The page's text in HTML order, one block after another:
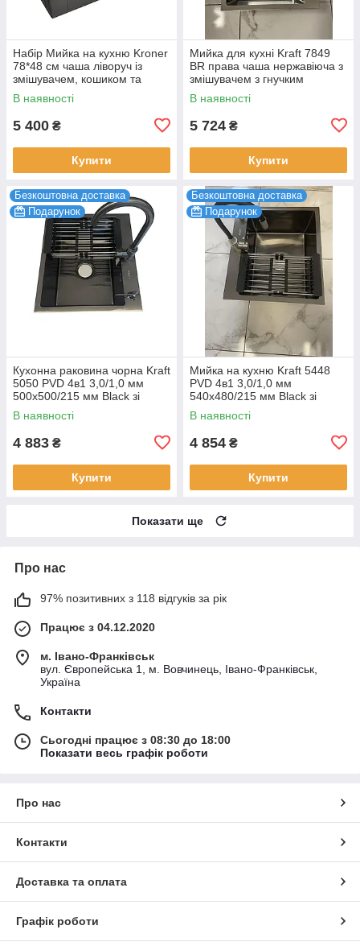
Набір Мийка на кухню Kroner
78*48 см чаша ліворуч із
змішувачем, кошиком та
дозатором, раковина кухонна
В наявності
5 400 ₴
Купити
Мийка для кухні Kraft 7849
ВR права чаша нержавіюча з
змішувачем з гнучким
краном, раковина кухонна
В наявності
5 724 ₴
Купити
Безкоштовна доставка
Подарунок
Кухонна раковина чорна Kraft
5050 PVD 4в1 3,0/1,0 мм
500х500/215 мм Black зі
змішувачем, раковина
кухонна
В наявності
4 883 ₴
Купити
Безкоштовна доставка
Подарунок
Мийка на кухню Kraft 5448
PVD 4в1 3,0/1,0 мм
540х480/215 мм Black зі
змішувачем, раковина
кухонна нержавійка
В наявності
4 854 ₴
Купити
Показати ще
Про нас
97% позитивних з 118 відгуків за рік
Працює з 04.12.2020
м. Івано-Франківськ
вул. Європейська 1, м. Вовчинець, Івано-Франківськ,
Україна
Контакти
Сьогодні працює з 08:30 до 18:00
Показати весь графік роботи
Про нас
Контакти
Доставка та оплата
Графік роботи